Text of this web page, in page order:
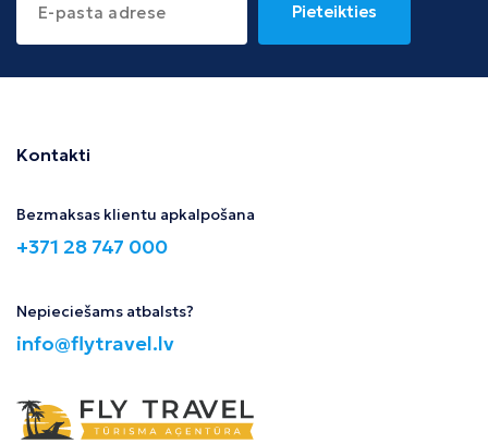
Pieteikties
Kontakti
Bezmaksas klientu apkalpošana
+371 28 747 000
Nepieciešams atbalsts?
info@flytravel.lv